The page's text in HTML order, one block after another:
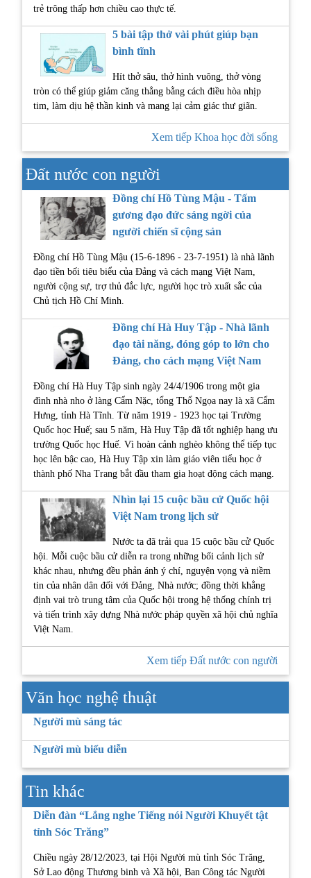
trẻ trông thấp hơn chiều cao thực tế.
5 bài tập thở vài phút giúp bạn
bình tĩnh
Hít thở sâu, thở hình vuông, thở vòng
tròn có thể giúp giảm căng thẳng bằng cách điều hòa nhịp
tim, làm dịu hệ thần kinh và mang lại cảm giác thư giãn.
Xem tiếp Khoa học đời sống
Đất nước con người
Đồng chí Hồ Tùng Mậu - Tấm
gương đạo đức sáng ngời của
người chiến sĩ cộng sản
Đồng chí Hồ Tùng Mậu (15-6-1896 - 23-7-1951) là nhà lãnh
đạo tiền bối tiêu biểu của Đảng và cách mạng Việt Nam,
người cộng sự, trợ thủ đắc lực, người học trò xuất sắc của
Chủ tịch Hồ Chí Minh.
Đồng chí Hà Huy Tập - Nhà lãnh
đạo tài năng, đóng góp to lớn cho
Đảng, cho cách mạng Việt Nam
Đồng chí Hà Huy Tập sinh ngày 24/4/1906 trong một gia
đình nhà nho ở làng Cẩm Nặc, tổng Thổ Ngọa nay là xã Cẩm
Hưng, tỉnh Hà Tĩnh. Từ năm 1919 - 1923 học tại Trường
Quốc học Huế; sau 5 năm, Hà Huy Tập đã tốt nghiệp hạng ưu
trường Quốc học Huế. Vì hoàn cảnh nghèo không thể tiếp tục
học lên bậc cao, Hà Huy Tập xin làm giáo viên tiểu học ở
thành phố Nha Trang bắt đầu tham gia hoạt động cách mạng.
Nhìn lại 15 cuộc bầu cử Quốc hội
Việt Nam trong lịch sử
Nước ta đã trải qua 15 cuộc bầu cử Quốc
hội. Mỗi cuộc bầu cử diễn ra trong những bối cảnh lịch sử
khác nhau, nhưng đều phản ánh ý chí, nguyện vọng và niềm
tin của nhân dân đối với Đảng, Nhà nước; đồng thời khẳng
định vai trò trung tâm của Quốc hội trong hệ thống chính trị
và tiến trình xây dựng Nhà nước pháp quyền xã hội chủ nghĩa
Việt Nam.
Xem tiếp Đất nước con người
Văn học nghệ thuật
Người mù sáng tác
Người mù biểu diễn
Tin khác
Diễn đàn “Lắng nghe Tiếng nói Người Khuyết tật
tỉnh Sóc Trăng”
Chiều ngày 28/12/2023, tại Hội Người mù tỉnh Sóc Trăng,
Sở Lao động Thương binh và Xã hội, Ban Công tác Người